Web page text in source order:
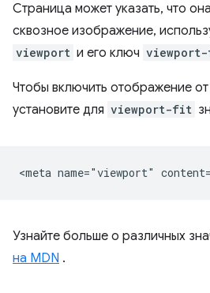
Страница может указать, что
сквозное изображение,
viewport и его ключ
Чтобы включить отображение
установите для viewport-fit
Узнайте больше о различных
на MDN .